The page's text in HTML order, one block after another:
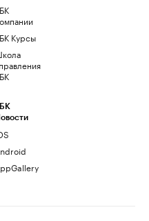
Курсы